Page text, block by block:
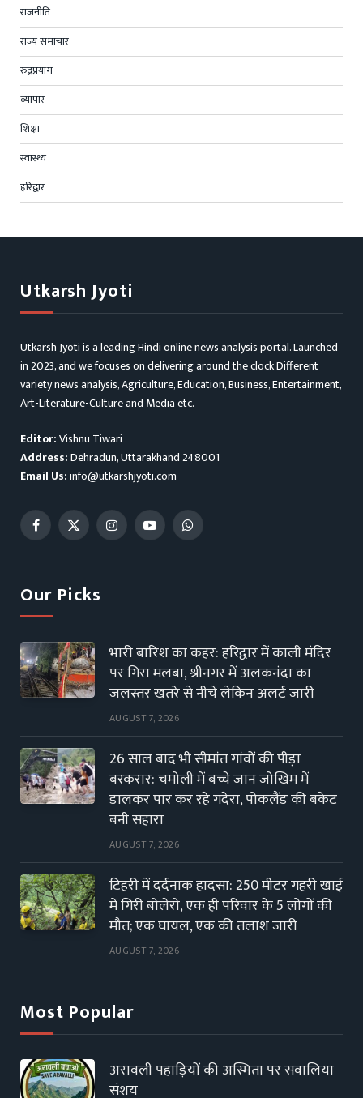
राजनीति
राज्य समाचार
रुद्रप्रयाग
व्यापार
शिक्षा
स्वास्थ्य
हरिद्वार
Utkarsh Jyoti
Utkarsh Jyoti is a leading Hindi online news analysis portal. Launched
in 2023, and we focuses on delivering around the clock Different
variety news analysis, Agriculture, Education, Business, Entertainment,
Art-Literature-Culture and Media etc.
Editor:Vishnu Tiwari
Address:Dehradun, Uttarakhand 248001
Email Us:info@utkarshjyoti.com
Facebook
X
InstagramYouTubeWhatsApp
Our Picks
भारी बारिश का कहर: हरिद्वार में काली मंदिर
पर गिरा मलबा, श्रीनगर में अलकनंदा का
जलस्तर खतरे से नीचे लेकिन अलर्ट जारी
AUGUST 7, 2026
26 साल बाद भी सीमांत गांवों की पीड़ा
बरकरार: चमोली में बच्चे जान जोखिम में
डालकर पार कर रहे गदेरा, पोकलैंड की बकेट
बनी सहारा
AUGUST 7, 2026
टिहरी में दर्दनाक हादसा: 250 मीटर गहरी खाई
में गिरी बोलेरो, एक ही परिवार के 5 लोगों की
मौत; एक घायल, एक की तलाश जारी
AUGUST 7, 2026
Most Popular
अरावली पहाड़ियों की अस्मिता पर सवालिया
संशय